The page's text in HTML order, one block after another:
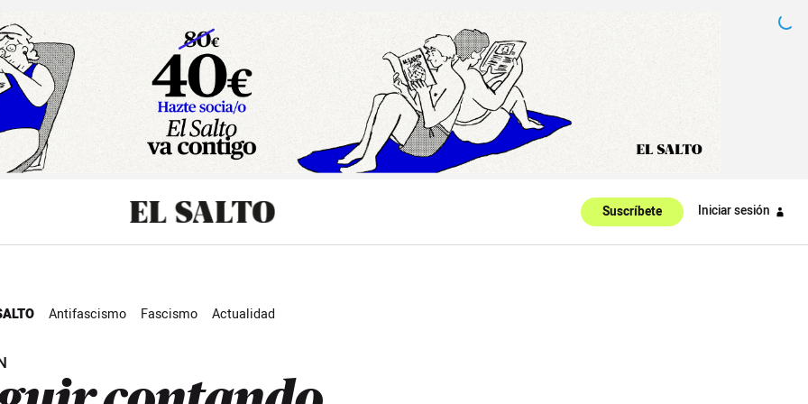
Suscríbete Iniciar sesión
Antifascismo Fascismo Actualidad